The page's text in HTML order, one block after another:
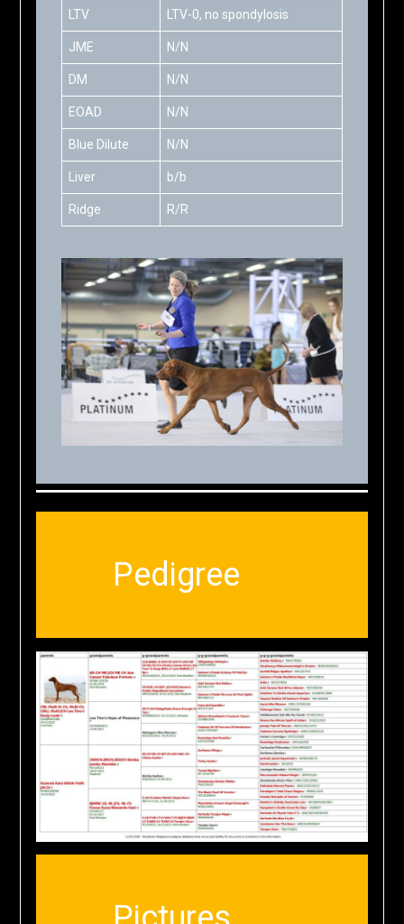
LTV LTV-0, no spondylosis
JME N/N
DM N/N
EOAD N/N
Blue Dilute N/N
Liver b/b
Ridge R/R
Pedigree